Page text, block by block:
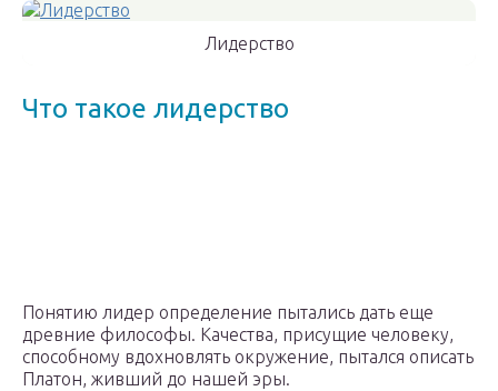
Лидерство
Что такое лидерство
Понятию лидер определение пытались дать еще
древние философы. Качества, присущие человеку,
способному вдохновлять окружение, пытался описать
Платон, живший до нашей эры.